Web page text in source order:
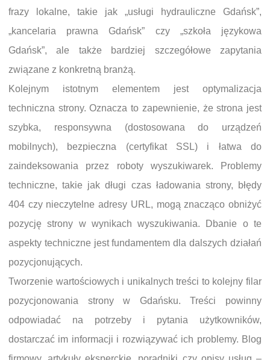
frazy lokalne, takie jak „usługi hydrauliczne Gdańsk”,
„kancelaria prawna Gdańsk” czy „szkoła językowa
Gdańsk”, ale także bardziej szczegółowe zapytania
związane z konkretną branżą.
Kolejnym istotnym elementem jest optymalizacja
techniczna strony. Oznacza to zapewnienie, że strona jest
szybka, responsywna (dostosowana do urządzeń
mobilnych), bezpieczna (certyfikat SSL) i łatwa do
zaindeksowania przez roboty wyszukiwarek. Problemy
techniczne, takie jak długi czas ładowania strony, błędy
404 czy nieczytelne adresy URL, mogą znacząco obniżyć
pozycję strony w wynikach wyszukiwania. Dbanie o te
aspekty techniczne jest fundamentem dla dalszych działań
pozycjonujących.
Tworzenie wartościowych i unikalnych treści to kolejny filar
pozycjonowania strony w Gdańsku. Treści powinny
odpowiadać na potrzeby i pytania użytkowników,
dostarczać im informacji i rozwiązywać ich problemy. Blog